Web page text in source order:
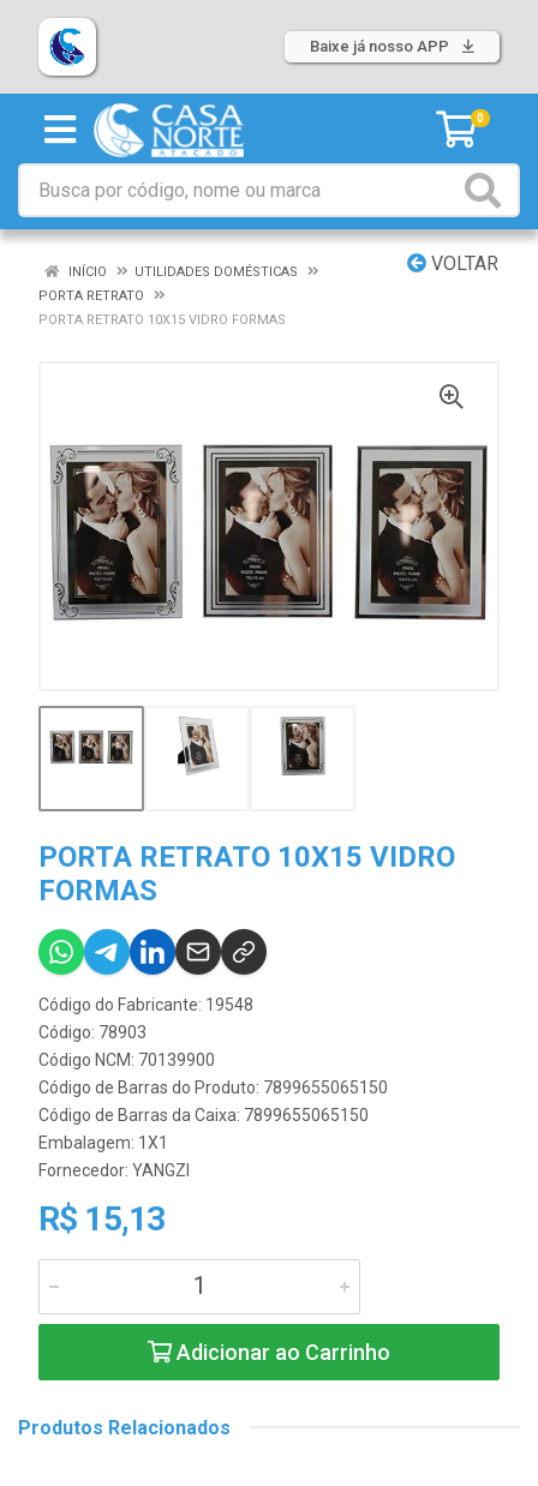
Baixe já nosso APP
0
VOLTAR
INÍCIO
UTILIDADES DOMÉSTICAS
PORTA RETRATO
PORTA RETRATO 10X15 VIDRO FORMAS
PORTA RETRATO 10X15 VIDRO
FORMAS
Código do Fabricante: 19548
Código: 78903
Código NCM: 70139900
Código de Barras do Produto: 7899655065150
Código de Barras da Caixa: 7899655065150
Embalagem: 1X1
Fornecedor: YANGZI
R$ 15,13
Adicionar ao Carrinho
Produtos Relacionados